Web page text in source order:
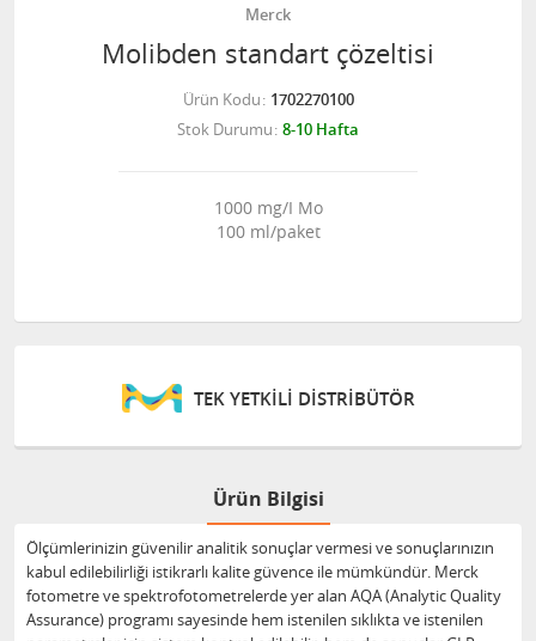
Merck
Molibden standart çözeltisi
Ürün Kodu 1702270100
Stok Durumu 8-10 Hafta
1000 mg/I Mo
100 ml/paket
TEK YETKİLİ DİSTRİBÜTÖR
Ürün Bilgisi
Ölçümlerinizin güvenilir analitik sonuçlar vermesi ve sonuçlarınızın
kabul edilebilirliği istikrarlı kalite güvence ile mümkündür. Merck
fotometre ve spektrofotometrelerde yer alan AQA (Analytic Quality
Assurance) programı sayesinde hem istenilen sıklıkta ve istenilen